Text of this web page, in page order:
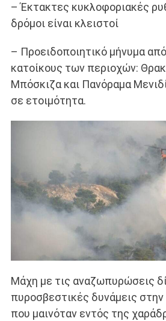
– Έκτακτες κυκλοφοριακές
δρόμοι είναι κλειστοί
– Προειδοποιητικό μήνυμα
κατοίκους των περιοχών:
Μπόσκιζα και Πανόραμα
σε ετοιμότητα.
Μάχη με τις αναζωπυρώσεις
πυροσβεστικές δυνάμεις
που μαινόταν εντός της